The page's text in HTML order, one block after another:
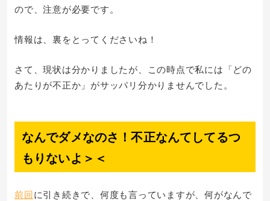
ので、注意が必要です。
情報は、裏をとってくださいね！
さて、現状は分かりましたが、この時点で私には「どの
あたりが不正か」がサッパリ分かりませんでした。
なんでダメなのさ！不正なんてしてるつ
もりないよ＞＜
前回に引き続きで、何度も言っていますが、何がなんで